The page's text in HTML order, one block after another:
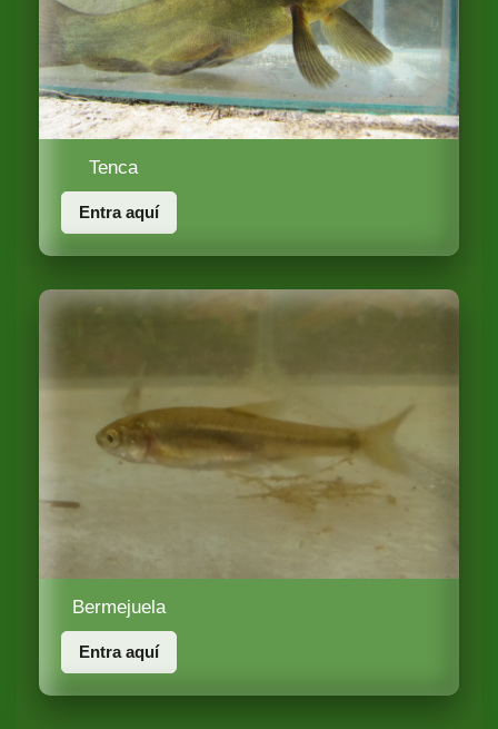
Tenca
Entra aquí
Bermejuela
Entra aquí